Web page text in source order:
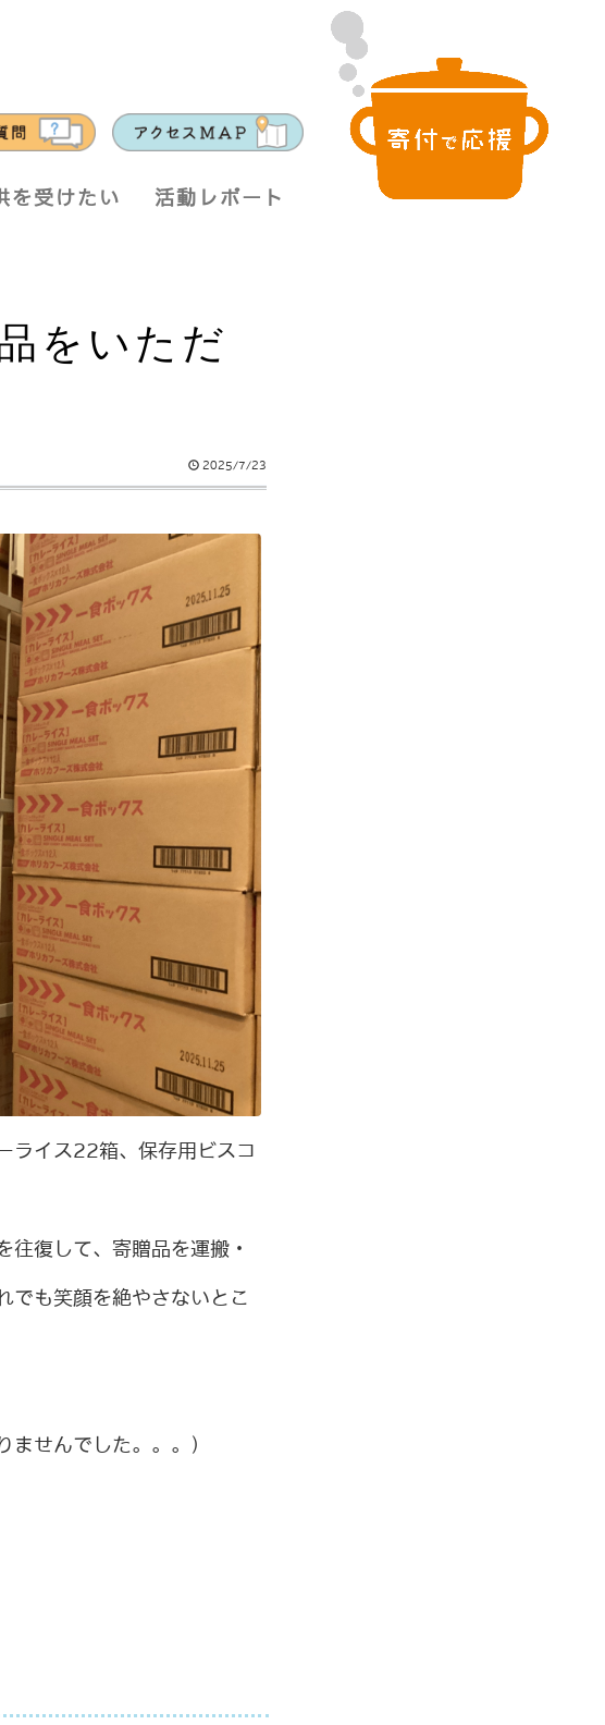
を受けたい 活動レポート
をいただ
2025/7/23
ライス22箱、保存用ビスコ
往復して、寄贈品を運搬・
でも笑顔を絶やさないとこ
ませんでした。。。）